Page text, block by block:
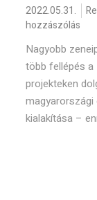
2022.05.31.
hozzászólás
Nagyobb
több fellépés
projekteken
kialakítása –